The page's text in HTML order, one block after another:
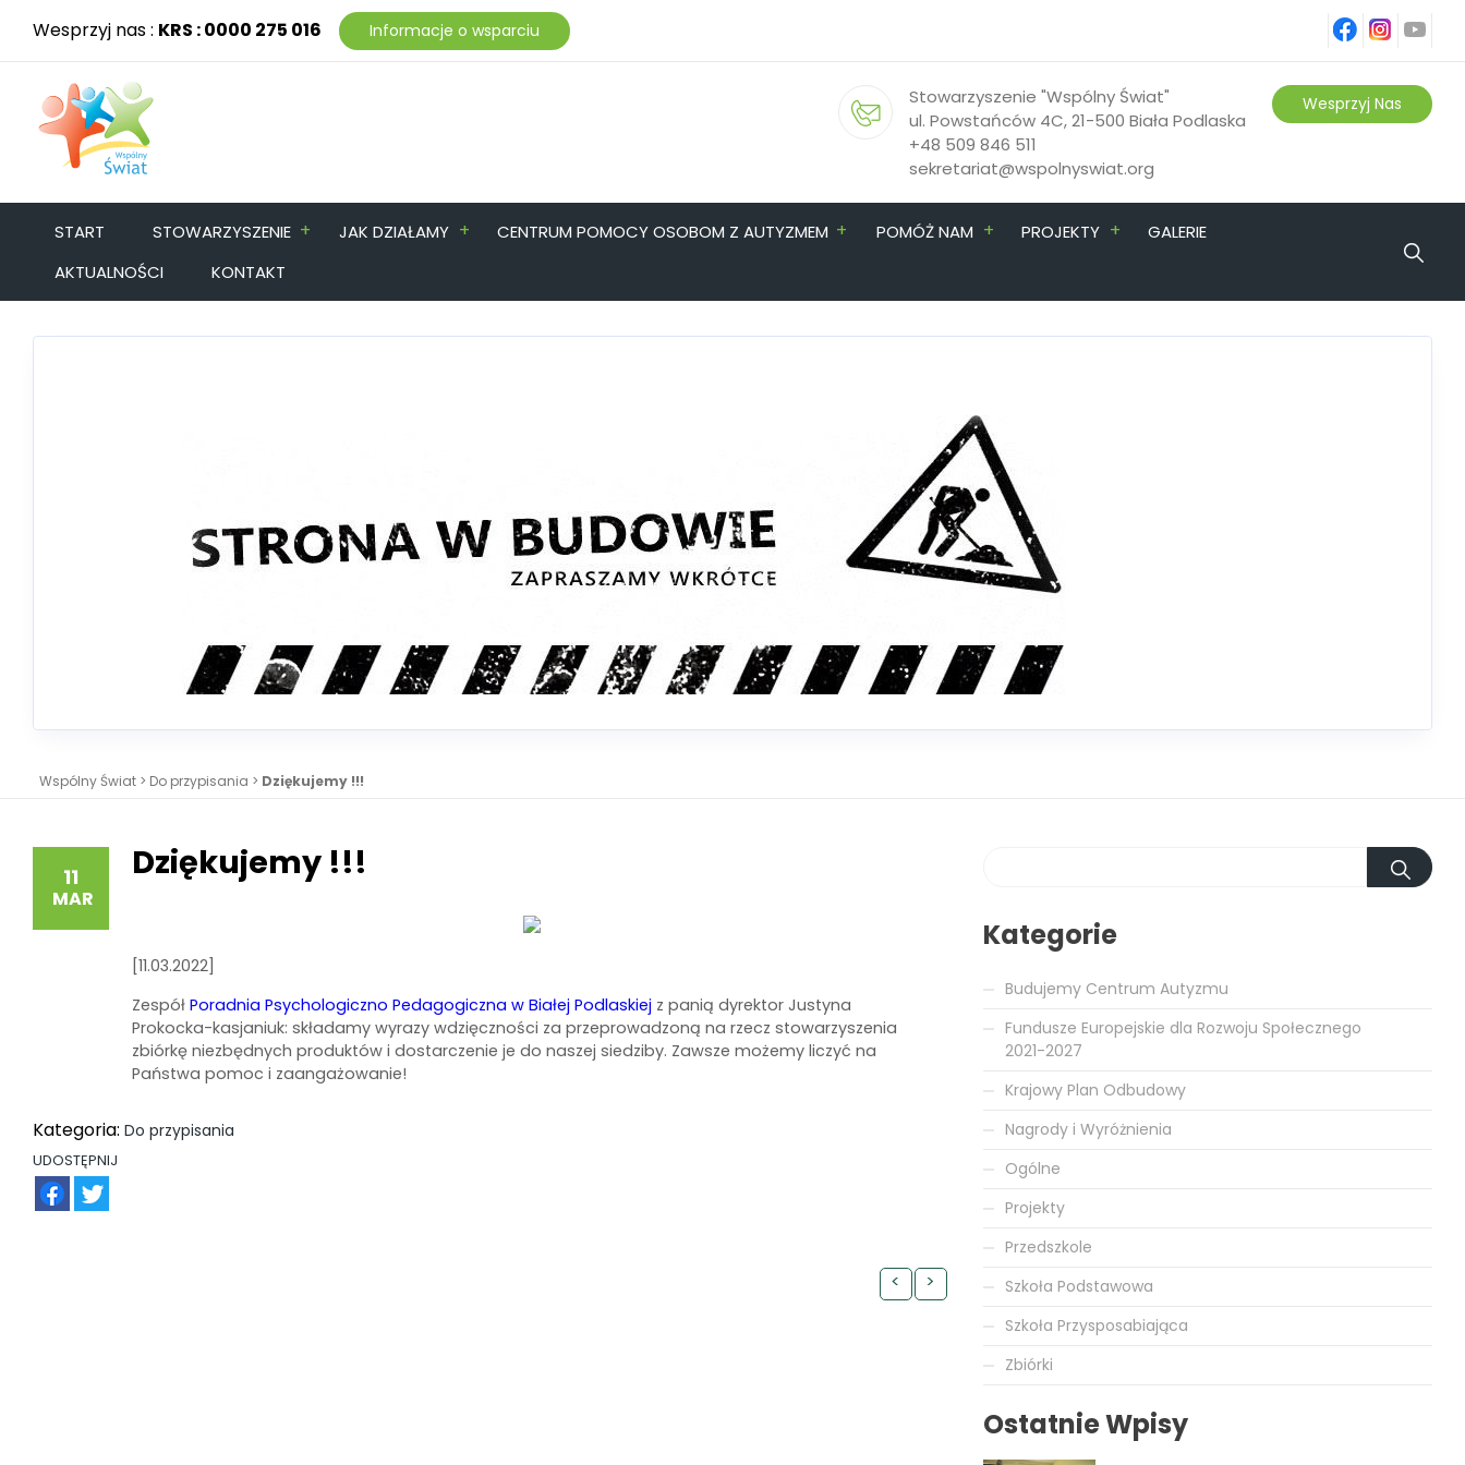
Wesprzyj nas : KRS : 0000 275 016 Informacje o wsparciu
ins
Stowarzyszenie "Wspólny Świat"
ul. Powstańców 4C, 21-500 Biała Podlaska
+48 509 846 511
sekretariat@wspolnyswiat.org
Wesprzyj Nas
START STOWARZYSZENIE + JAK DZIAŁAMY + CENTRUM POMOCY OSOBOM Z AUTYZMEM + POMÓŻ NAM + PROJEKTY +
GALERIE
AKTUALNOŚCI
KONTAKT
Wspólny Świat > Do przypisania > Dziękujemy !!!
11
MAR
Dziękujemy !!!
[11.03.2022]
ZespółPoradnia Psychologiczno Pedagogiczna w Białej Podlaskiej z panią dyrektor Justyna
Prokocka-kasjaniuk: składamy wyrazy wdzięczności za przeprowadzoną na rzecz stowarzyszenia
zbiórkę niezbędnych produktów i dostarczenie je do naszej siedziby. Zawsze możemy liczyć na
Państwa pomoc i zaangażowanie!
Kategoria: Do przypisania
UDOSTĘPNIJ
< >
Kategorie
Budujemy Centrum Autyzmu
Fundusze Europejskie dla Rozwoju Społecznego
2021-2027
Krajowy Plan Odbudowy
Nagrody i Wyróżnienia
Ogólne
Projekty
Przedszkole
Szkoła Podstawowa
Szkoła Przysposabiająca
Zbiórki
Ostatnie Wpisy